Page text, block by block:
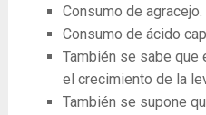
Consumo de agracejo.
Consumo de ácido
También se sabe que
el crecimiento de la
También se supone